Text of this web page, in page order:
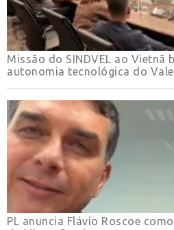
Missão do SINDVEL ao Vietnã
autonomia tecnológica do
PL anuncia Flávio Roscoe